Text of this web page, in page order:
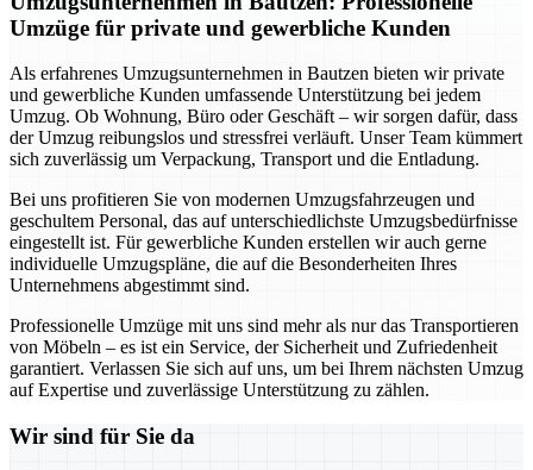
Umzüge für private und gewerbliche Kunden
Als erfahrenes Umzugsunternehmen in Bautzen bieten wir private
und gewerbliche Kunden umfassende Unterstützung bei jedem
Umzug. Ob Wohnung, Büro oder Geschäft – wir sorgen dafür, dass
der Umzug reibungslos und stressfrei verläuft. Unser Team kümmert
sich zuverlässig um Verpackung, Transport und die Entladung.
Bei uns profitieren Sie von modernen Umzugsfahrzeugen und
geschultem Personal, das auf unterschiedlichste Umzugsbedürfnisse
eingestellt ist. Für gewerbliche Kunden erstellen wir auch gerne
individuelle Umzugspläne, die auf die Besonderheiten Ihres
Unternehmens abgestimmt sind.
Professionelle Umzüge mit uns sind mehr als nur das Transportieren
von Möbeln – es ist ein Service, der Sicherheit und Zufriedenheit
garantiert. Verlassen Sie sich auf uns, um bei Ihrem nächsten Umzug
auf Expertise und zuverlässige Unterstützung zu zählen.
Wir sind für Sie da